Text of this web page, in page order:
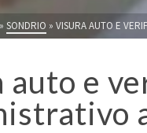
» SONDRIO » VISURA AUTO E
auto e